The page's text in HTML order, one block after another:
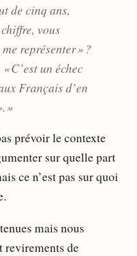
de cinq ans,
vous
représenter » ?
C’est un échec
Français d’en
»
prévoir le contexte
sur quelle part
ce n’est pas sur quoi
mais nous
revirements de